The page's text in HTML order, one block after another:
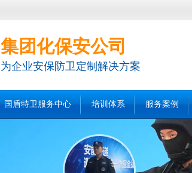
集团化保安公司
为企业安保防卫定制解决方案
国盾特卫服务中心 培训体系 服务案例